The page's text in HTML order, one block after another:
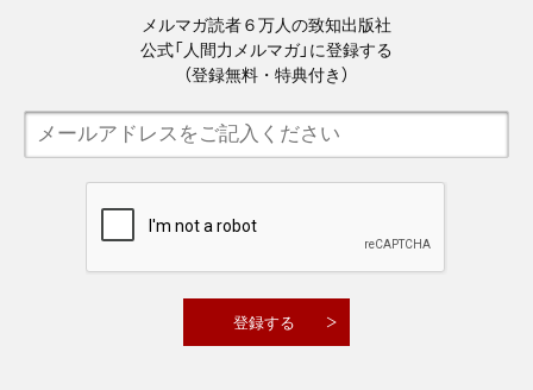
メルマガ読者６万人の致知出版社
公式「人間力メルマガ」に登録する
（登録無料・特典付き）